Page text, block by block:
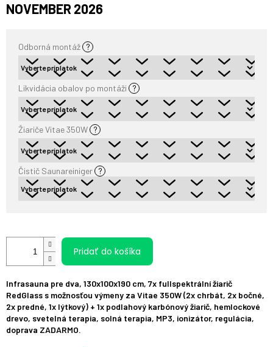
cena:
NOVEMBER 2026
Odborná montáž ?
Likvidácia obalov po montáži ?
Žiariče Vitae 350W ?
Čistič Saunareiniger ?
Pridať do košíka
Infrasauna pre dva, 130x100x190 cm, 7x fullspektrální žiarič
RedGlass s možnosťou výmeny za Vitae 350W (2x chrbát, 2x bočné,
2x predné, 1x lýtkový) + 1x podlahový karbónový žiarič, hemlockové
drevo, svetelná terapia, solná terapia, MP3, ionizátor, regulácia,
doprava ZADARMO.